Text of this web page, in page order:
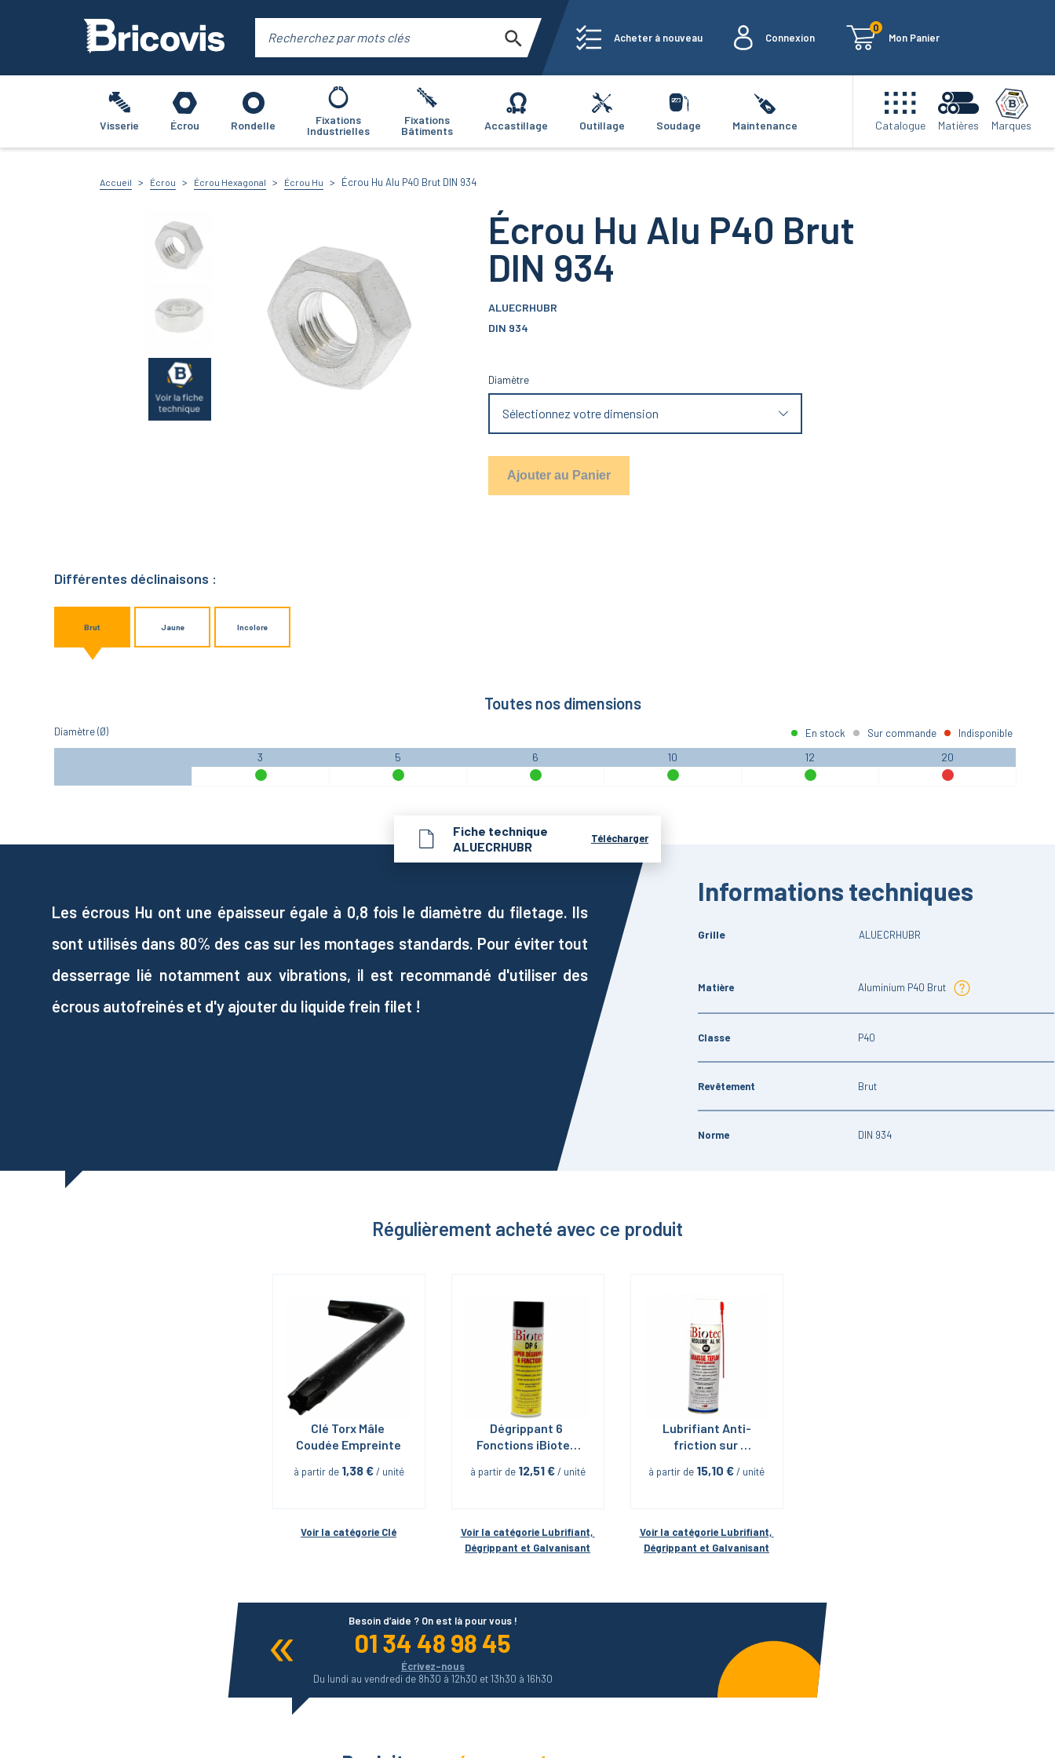
Acheter à nouveau Connexion
0
Mon Panier
Visserie Écrou Rondelle
Fixations
Industrielles
Fixations
Bâtiments
Accastillage Outillage Soudage Maintenance Catalogue Matières Marques
Accueil Écrou Écrou Hexagonal Écrou Hu Écrou Hu Alu P40 Brut DIN 934
Écrou Hu Alu P40 Brut
DIN 934
ALUECRHUBR
DIN 934
Diamètre
Sélectionnez votre dimension
Ajouter au Panier
Différentes déclinaisons :
Brut Jaune Incolore
Toutes nos dimensions
Diamètre (Ø) En stock Sur commande Indisponible
3 5 6 10 12 20
Fiche technique
ALUECRHUBR
Télécharger
Les écrous Hu ont une épaisseur égale à 0,8 fois le diamètre du filetage. Ils
sont utilisés dans 80% des cas sur les montages standards. Pour éviter tout
desserrage lié notamment aux vibrations, il est recommandé d'utiliser des
écrous autofreinés et d'y ajouter du liquide frein filet !
Informations techniques
Grille ALUECRHUBR
Matière Aluminium P40 Brut
Classe P40
Revêtement Brut
Norme DIN 934
Régulièrement acheté avec ce produit
Clé Torx Mâle
Coudée Empreinte
à partir de 1,38 € / unité
Voir la catégorie Clé
Dégrippant 6
Fonctions iBiotec
à partir de 12,51 € / unité
Voir la catégorie Lubrifiant,
Dégrippant et Galvanisant
Lubrifiant Anti-
friction sur
Neolube Al 160 en
à partir de 15,10 € / unité
Voir la catégorie Lubrifiant,
Dégrippant et Galvanisant
Besoin d’aide ? On est là pour vous !
01 34 48 98 45
Écrivez-nous
Du lundi au vendredi de 8h30 à 12h30 et 13h30 à 16h30